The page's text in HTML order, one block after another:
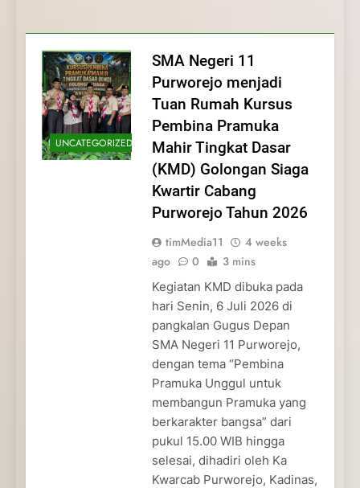
dan Pengabdian Generasi
Pramuka
Pramuka
Kepedulian
UNCATEGORIZED
SMA Negeri 11
Purworejo menjadi
Tuan Rumah Kursus
Pembina Pramuka
Mahir Tingkat Dasar
(KMD) Golongan Siaga
Kwartir Cabang
Purworejo Tahun 2026
timMedia11
4 weeks
ago
0 3 mins
Kegiatan KMD dibuka pada
hari Senin, 6 Juli 2026 di
pangkalan Gugus Depan
SMA Negeri 11 Purworejo,
dengan tema “Pembina
Pramuka Unggul untuk
membangun Pramuka yang
berkarakter bangsa” dari
pukul 15.00 WIB hingga
selesai, dihadiri oleh Ka
Kwarcab Purworejo, Kadinas,